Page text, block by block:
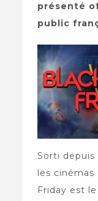
présenté
public
Sorti depuis
les
Friday est